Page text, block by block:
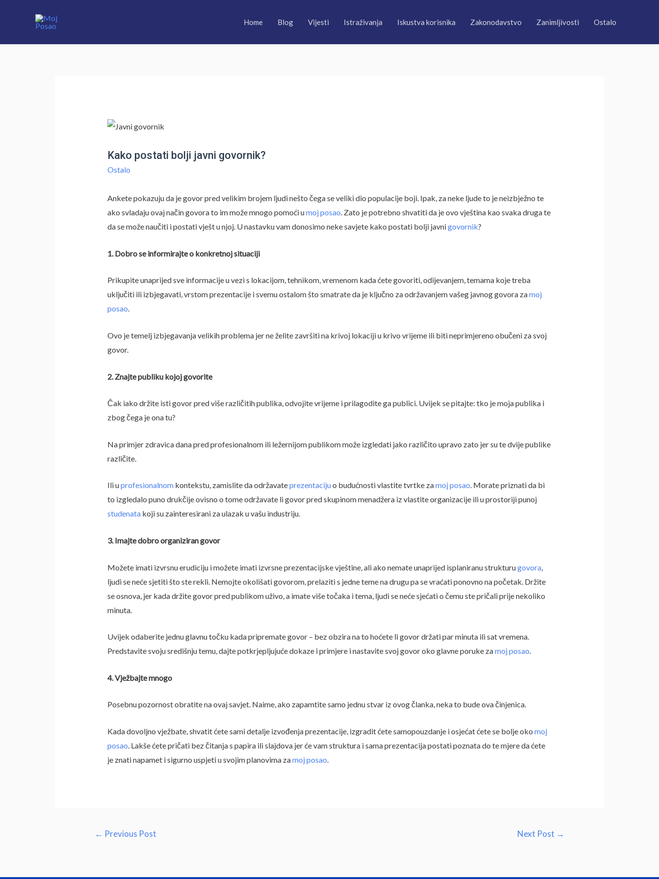
Home Blog Vijesti Istraživanja Iskustva korisnika Zakonodavstvo Zanimljivosti Ostalo
Kako postati bolji javni govornik?
Ostalo
Ankete pokazuju da je govor pred velikim brojem ljudi nešto čega se veliki dio populacije boji. Ipak, za neke ljude to je neizbježno te
ako svladaju ovaj način govora to im može mnogo pomoći umoj posao. Zato je potrebno shvatiti da je ovo vještina kao svaka druga te
da se može naučiti i postati vješt u njoj. U nastavku vam donosimo neke savjete kako postati bolji javnigovornik?
1. Dobro se informirajte o konkretnoj situaciji
Prikupite unaprijed sve informacije u vezi s lokacijom, tehnikom, vremenom kada ćete govoriti, odijevanjem, temama koje treba
uključiti ili izbjegavati, vrstom prezentacije i svemu ostalom što smatrate da je ključno za održavanjem vašeg javnog govora zamoj
posao.
Ovo je temelj izbjegavanja velikih problema jer ne želite završiti na krivoj lokaciji u krivo vrijeme ili biti neprimjereno obučeni za svoj
govor.
2. Znajte publiku kojoj govorite
Čak iako držite isti govor pred više različitih publika, odvojite vrijeme i prilagodite ga publici. Uvijek se pitajte: tko je moja publika i
zbog čega je ona tu?
Na primjer zdravica dana pred profesionalnom ili ležernijom publikom može izgledati jako različito upravo zato jer su te dvije publike
različite.
Ili uprofesionalnomkontekstu, zamislite da održavateprezentacijuo budućnosti vlastite tvrtke zamoj posao. Morate priznati da bi
to izgledalo puno drukčije ovisno o tome održavate li govor pred skupinom menadžera iz vlastite organizacije ili u prostoriji punoj
studenatakoji su zainteresirani za ulazak u vašu industriju.
3. Imajte dobro organiziran govor
Možete imati izvrsnu erudiciju i možete imati izvrsne prezentacijske vještine, ali ako nemate unaprijed isplaniranu strukturugovora,
ljudi se neće sjetiti što ste rekli. Nemojte okolišati govorom, prelaziti s jedne teme na drugu pa se vraćati ponovno na početak. Držite
se osnova, jer kada držite govor pred publikom uživo, a imate više točaka i tema, ljudi se neće sjećati o čemu ste pričali prije nekoliko
minuta.
Uvijek odaberite jednu glavnu točku kada pripremate govor – bez obzira na to hoćete li govor držati par minuta ili sat vremena.
Predstavite svoju središnju temu, dajte potkrjepljujuće dokaze i primjere i nastavite svoj govor oko glavne poruke zamoj posao.
4. Vježbajte mnogo
Posebnu pozornost obratite na ovaj savjet. Naime, ako zapamtite samo jednu stvar iz ovog članka, neka to bude ova činjenica.
Kada dovoljno vježbate, shvatit ćete sami detalje izvođenja prezentacije, izgradit ćete samopouzdanje i osjećat ćete se bolje oko moj
posao. Lakše ćete pričati bez čitanja s papira ili slajdova jer će vam struktura i sama prezentacija postati poznata do te mjere da ćete
je znati napamet i sigurno uspjeti u svojim planovima zamoj posao.
← Previous Post Next Post →